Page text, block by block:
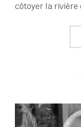
côtoyer la rivière